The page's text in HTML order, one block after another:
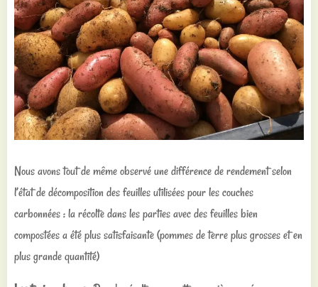
Nous avons tout de même observé une différence de rendement selon
l’état de décomposition des feuilles utilisées pour les couches
carbonnées : la récolte dans les parties avec des feuilles bien
compostées a été plus satisfaisante (pommes de terre plus grosses et en
plus grande quantité)